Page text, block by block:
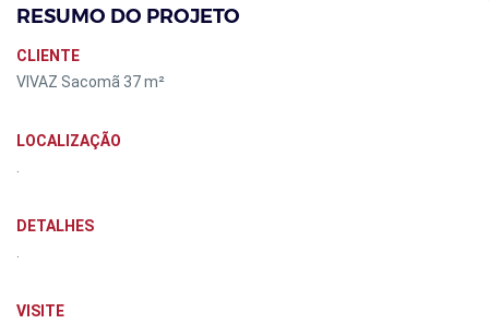
RESUMO DO PROJETO
CLIENTE
VIVAZ Sacomã 37 m²
LOCALIZAÇÃO
DETALHES
VISITE